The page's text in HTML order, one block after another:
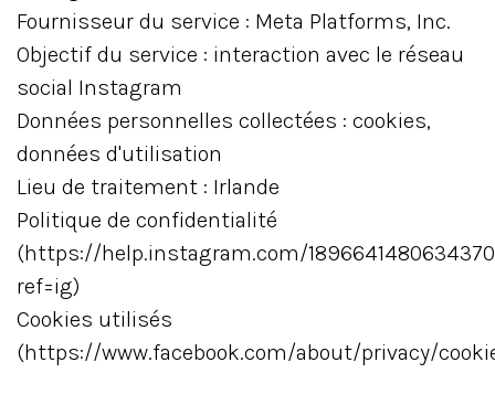
Fournisseur du service : Meta Platforms, Inc.
Objectif du service : interaction avec le réseau
social Instagram
Données personnelles collectées : cookies,
données d'utilisation
Lieu de traitement : Irlande
Politique de confidentialité
(https://help.instagram.com/
ref=ig)
Cookies utilisés
(https://www.facebook.com/about/privacy/